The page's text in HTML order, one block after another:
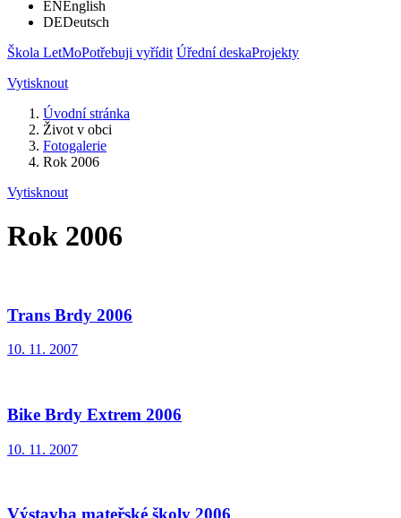
ENEnglish
DEDeutsch
Škola LetMoPotřebuji vyřídit Úřední deskaProjekty
Vytisknout
Úvodní stránka
Život v obci
Fotogalerie
Rok 2006
Vytisknout
Rok 2006
Trans Brdy 2006
10. 11. 2007
Bike Brdy Extrem 2006
10. 11. 2007